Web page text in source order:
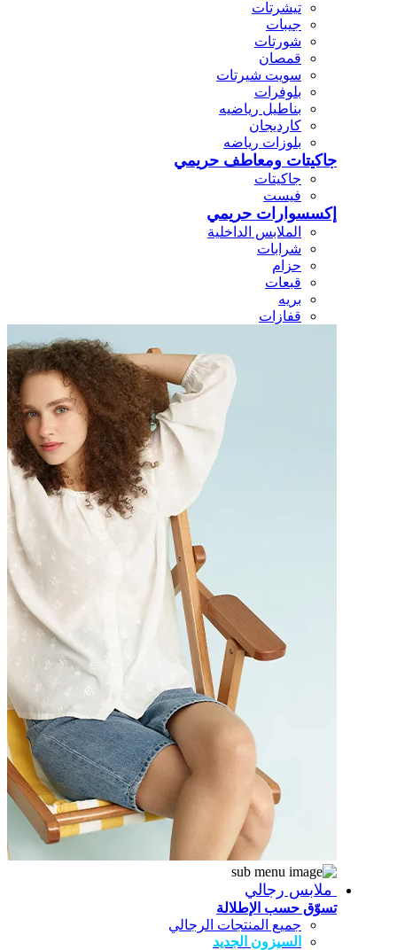
تيشرتات
جيبات
شورتات
قمصان
سويت شيرتات
بلوفرات
بناطيل رياضيه
كارديجان
بلوزات رياضه
جاكيتات ومعاطف حريمي
جاكيتات
فيست
إكسسوارات حريمي
الملابس الداخلية
شرابات
حزام
قبعات
بريه
قفازات
ملابس رجالي
تسوّق حسب الإطلالة
جميع المنتجات الرجالي
السيزون الجديد